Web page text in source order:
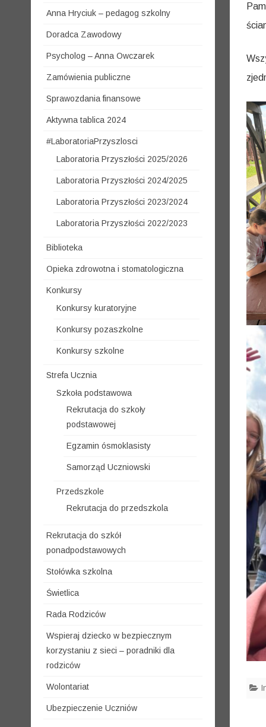
Anna Hryciuk – pedagog szkolny
Doradca Zawodowy
Psycholog – Anna Owczarek
Zamówienia publiczne
Sprawozdania finansowe
Aktywna tablica 2024
#LaboratoriaPrzyszlosci
Laboratoria Przyszłości 2025/2026
Laboratoria Przyszłości 2024/2025
Laboratoria Przyszłości 2023/2024
Laboratoria Przyszłości 2022/2023
Biblioteka
Opieka zdrowotna i stomatologiczna
Konkursy
Konkursy kuratoryjne
Konkursy pozaszkolne
Konkursy szkolne
Strefa Ucznia
Szkoła podstawowa
Rekrutacja do szkoły
podstawowej
Egzamin ósmoklasisty
Samorząd Uczniowski
Przedszkole
Rekrutacja do przedszkola
Rekrutacja do szkół
ponadpodstawowych
Stołówka szkolna
Świetlica
Rada Rodziców
Wspieraj dziecko w bezpiecznym
korzystaniu z sieci – poradniki dla
rodziców
Wolontariat
Ubezpieczenie Uczniów